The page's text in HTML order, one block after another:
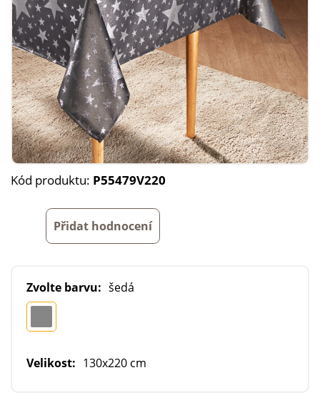
Kód produktu: P55479V220
Přidat hodnocení
Zvolte barvu: šedá
Velikost: 130x220 cm